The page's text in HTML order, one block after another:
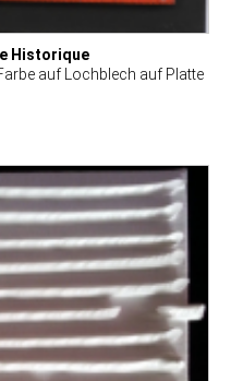
Historique
auf Lochblech auf Platte